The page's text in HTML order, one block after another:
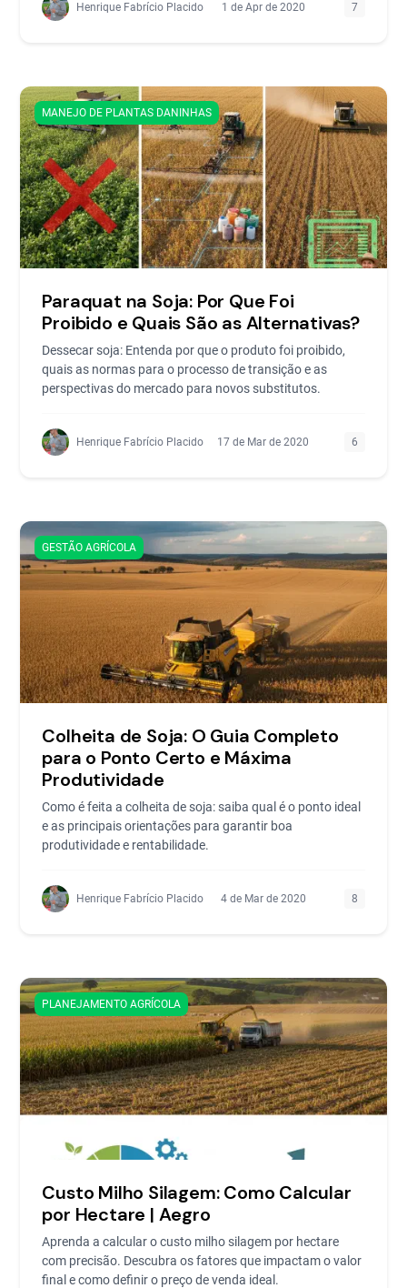
Henrique Fabrício Placido 1 de Apr de 2020 7
MANEJO DE PLANTAS DANINHAS
Paraquat na Soja: Por Que Foi
Proibido e Quais São as Alternativas?
Dessecar soja: Entenda por que o produto foi proibido,
quais as normas para o processo de transição e as
perspectivas do mercado para novos substitutos.
Henrique Fabrício Placido 17 de Mar de 2020 6
GESTÃO AGRÍCOLA
Colheita de Soja: O Guia Completo
para o Ponto Certo e Máxima
Produtividade
Como é feita a colheita de soja: saiba qual é o ponto ideal
e as principais orientações para garantir boa
produtividade e rentabilidade.
Henrique Fabrício Placido 4 de Mar de 2020 8
PLANEJAMENTO AGRÍCOLA
Custo Milho Silagem: Como Calcular
por Hectare | Aegro
Aprenda a calcular o custo milho silagem por hectare
com precisão. Descubra os fatores que impactam o valor
final e como definir o preço de venda ideal.